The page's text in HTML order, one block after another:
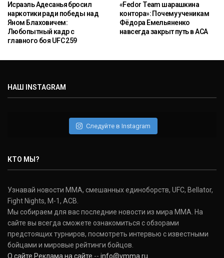
Исраэль Адесанья бросил
наркотики ради победы над
Яном Блаховичем:
Любопытный кадр с
главного боя UFC 259
«Fedor Team шарашкина
контора»: Почему ученикам
Фёдора Емельяненко
навсегда закрыт путь в ACA
НАШ INSTAGRAM
Следуйте в Instagram
КТО МЫ?
Узнавай новости ММА, смешанных единоборств, UFC, Bellator,
Fight Nights, M-1, ACB.
Мы собираем для вас последние новости из мира ММА. На
сайте вы всегда сможете ознакомиться с обзорами
предстоящих турниров, посмотреть интервью с известными
бойцами и мировые рейтинги бойцов.
О сайте Реклама на сайте -- info@vmma.ru